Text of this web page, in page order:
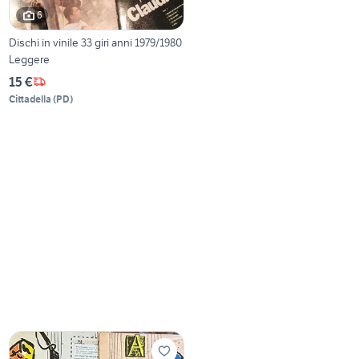
6
Dischi in vinile 33 giri anni 1979/1980
Leggere
15 €
Cittadella (PD)